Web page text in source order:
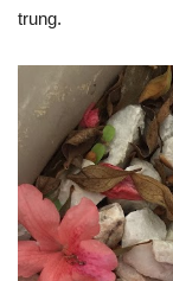
trung.